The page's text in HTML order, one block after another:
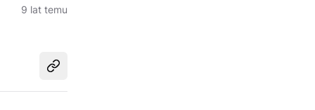
9 lat temu
Udostępnij